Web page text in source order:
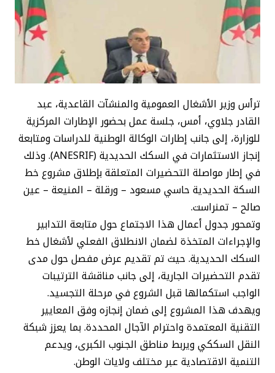
ترأس وزير الأشغال العمومية والمنشآت القاعدية، عبد
القادر جلاوي، أمس، جلسة عمل بحضور الإطارات المركزية
للوزارة، إلى جانب إطارات الوكالة الوطنية للدراسات ومتابعة
إنجاز الاستثمارات في السكك الحديدية (ANESRIF). وذلك
في إطار مواصلة التحضيرات المتعلقة بإطلاق مشروع خط
السكة الحديدية حاسي مسعود – ورقلة – المنيعة – عين
صالح – تمنراست.
وتمحور جدول أعمال هذا الاجتماع حول متابعة التدابير
والإجراءات المتخذة لضمان الانطلاق الفعلي لأشغال خط
السكك الحديدية. حيث تم تقديم عرض مفصل حول مدى
تقدم التحضيرات الجارية، إلى جانب مناقشة الترتيبات
الواجب استكمالها قبل الشروع في مرحلة التجسيد.
ويهدف هذا المشروع إلى ضمان إنجازه وفق المعايير
التقنية المعتمدة واحترام الآجال المحددة. بما يعزز شبكة
النقل السككي ويربط مناطق الجنوب الكبرى، ويدعم
التنمية الاقتصادية عبر مختلف ولايات الوطن.